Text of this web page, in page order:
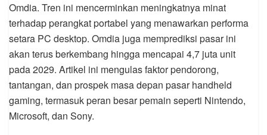
Omdia. Tren ini mencerminkan meningkatnya minat
terhadap perangkat portabel yang menawarkan performa
setara PC desktop. Omdia juga memprediksi pasar ini
akan terus berkembang hingga mencapai 4,7 juta unit
pada 2029. Artikel ini mengulas faktor pendorong,
tantangan, dan prospek masa depan pasar handheld
gaming, termasuk peran besar pemain seperti Nintendo,
Microsoft, dan Sony.